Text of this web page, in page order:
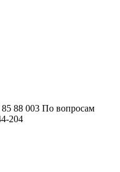
85 88 003 По вопросам
204